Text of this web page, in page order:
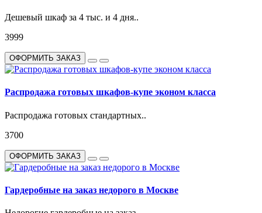
Дешевый шкаф за 4 тыс. и 4 дня..
3999
ОФОРМИТЬ ЗАКАЗ
Распродажа готовых шкафов-купе эконом класса
Распродажа готовых стандартных..
3700
ОФОРМИТЬ ЗАКАЗ
Гардеробные на заказ недорого в Москве